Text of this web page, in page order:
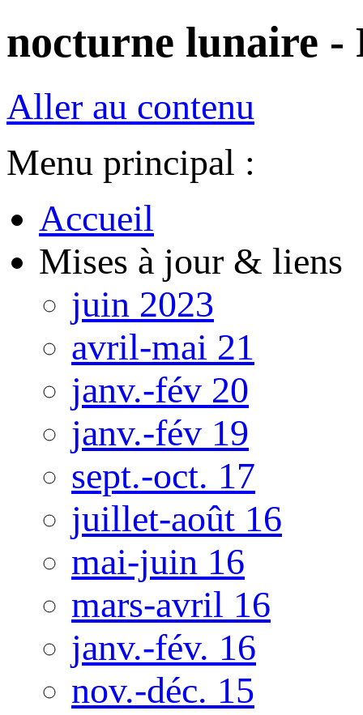
nocturne lunaire -
Aller au contenu
Menu principal :
Accueil
Mises à jour & liens
juin 2023
avril-mai 21
janv.-fév 20
janv.-fév 19
sept.-oct. 17
juillet-août 16
mai-juin 16
mars-avril 16
janv.-fév. 16
nov.-déc. 15